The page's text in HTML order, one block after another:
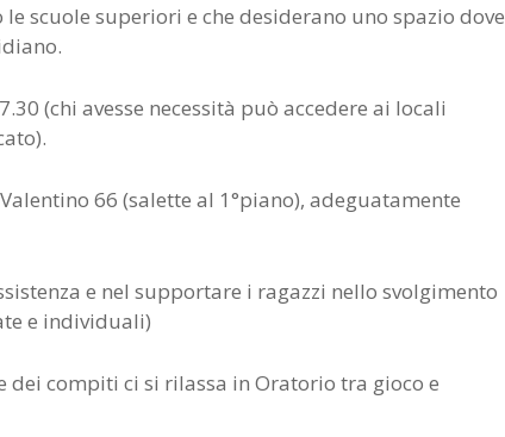
scuole superiori e che desiderano uno spazio dove
(chi avesse necessità può accedere ai locali
66 (salette al 1°piano), adeguatamente
e nel supportare i ragazzi nello svolgimento
e individuali)
compiti ci si rilassa in Oratorio tra gioco e